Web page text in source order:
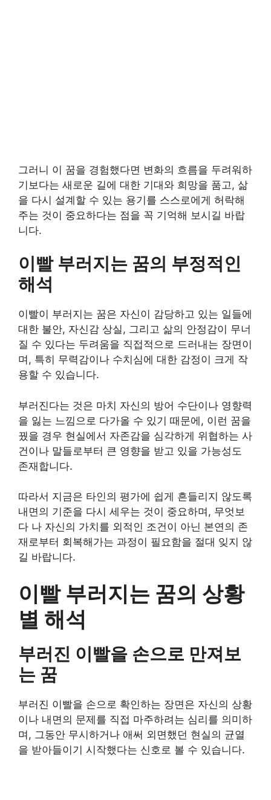
그러니 이 꿈을 경험했다면 변화의 흐름을 두려워하
기보다는 새로운 길에 대한 기대와 희망을 품고, 삶
을 다시 설계할 수 있는 용기를 스스로에게 허락해
주는 것이 중요하다는 점을 꼭 기억해 보시길 바랍
니다.
이빨 부러지는 꿈의 부정적인
해석
이빨이 부러지는 꿈은 자신이 감당하고 있는 일들에
대한 불안, 자신감 상실, 그리고 삶의 안정감이 무너
질 수 있다는 두려움을 직접적으로 드러내는 장면이
며, 특히 무력감이나 수치심에 대한 감정이 크게 작
용할 수 있습니다.
부러진다는 것은 마치 자신의 방어 수단이나 영향력
을 잃는 느낌으로 다가올 수 있기 때문에, 이런 꿈을
꿨을 경우 현실에서 자존감을 심각하게 위협하는 사
건이나 말들로부터 큰 영향을 받고 있을 가능성도
존재합니다.
따라서 지금은 타인의 평가에 쉽게 흔들리지 않도록
내면의 기준을 다시 세우는 것이 중요하며, 무엇보
다 나 자신의 가치를 외적인 조건이 아닌 본연의 존
재로부터 회복해가는 과정이 필요함을 절대 잊지 않
길 바랍니다.
이빨 부러지는 꿈의 상황
별 해석
부러진 이빨을 손으로 만져보
는 꿈
부러진 이빨을 손으로 확인하는 장면은 자신의 상황
이나 내면의 문제를 직접 마주하려는 심리를 의미하
며, 그동안 무시하거나 애써 외면했던 현실의 균열
을 받아들이기 시작했다는 신호로 볼 수 있습니다.